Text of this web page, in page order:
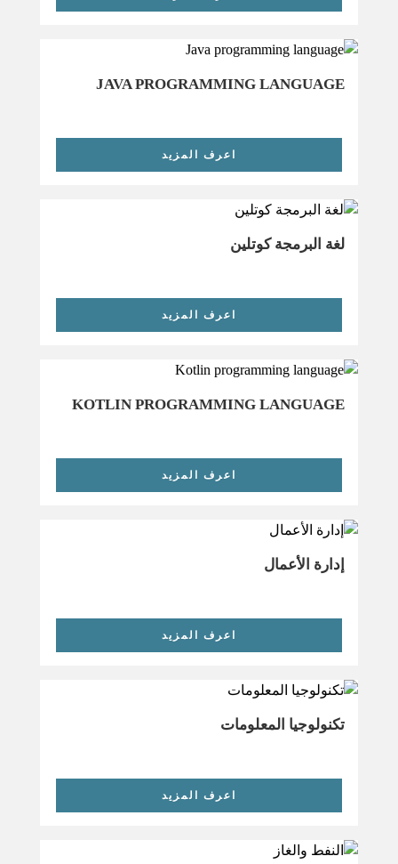
JAVA PROGRAMMING LANGUAGE
اعرف المزيد
لغة البرمجة كوتلين
اعرف المزيد
KOTLIN PROGRAMMING LANGUAGE
اعرف المزيد
إدارة الأعمال
اعرف المزيد
تكنولوجيا المعلومات
اعرف المزيد